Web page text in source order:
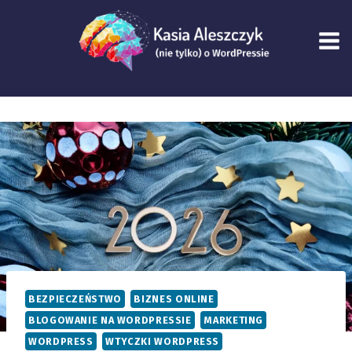
BEZPIECZEŃSTWO
BIZNES ONLINE
BLOGOWANIE NA WORDPRESSIE
MARKETING
WORDPRESS
WTYCZKI WORDPRESS